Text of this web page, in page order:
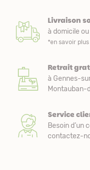
Livraison
à domicile
*en savoir plus
Retrait
à Gennes-
Montauban-
Service
Besoin d’un
contactez-